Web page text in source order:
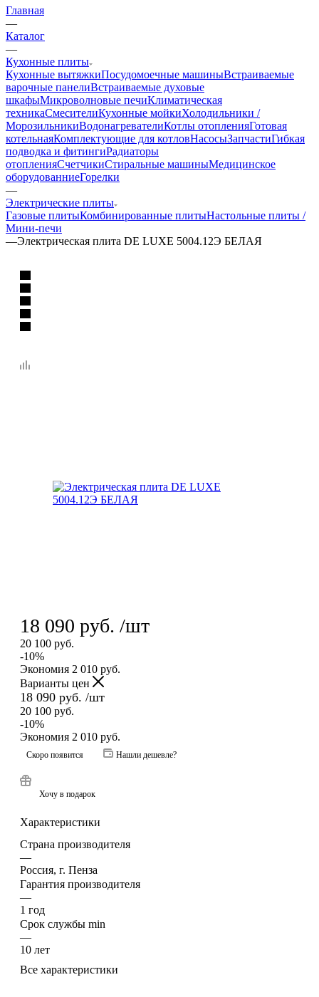
Главная
—
Каталог
—
Кухонные плиты
Кухонные вытяжкиПосудомоечные машиныВстраиваемые
варочные панелиВстраиваемые духовые
шкафыМикроволновые печиКлиматическая
техникаСмесителиКухонные мойкиХолодильники /
МорозильникиВодонагревателиКотлы отопленияГотовая
котельнаяКомплектующие для котловНасосыЗапчастиГибкая
подводка и фитингиРадиаторы
отопленияСчетчикиСтиральные машиныМедицинское
оборудованниеГорелки
—
Электрические плиты
Газовые плитыКомбинированные плитыНастольные плиты /
Мини-печи
—Электрическая плита DE LUXE 5004.12Э БЕЛАЯ
18 090 руб. /шт
20 100 руб.
-10%
Экономия 2 010 руб.
Варианты цен
18 090 руб. /шт
20 100 руб.
-10%
Экономия 2 010 руб.
Скоро появится Нашли дешевле?
Хочу в подарок
Характеристики
Страна производителя
—
Россия, г. Пенза
Гарантия производителя
—
1 год
Срок службы min
—
10 лет
Все характеристики